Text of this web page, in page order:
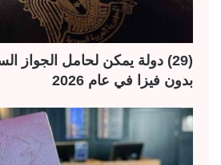
(29) دولة يمكن لحامل الجواز
بدون فيزا في عام 2026